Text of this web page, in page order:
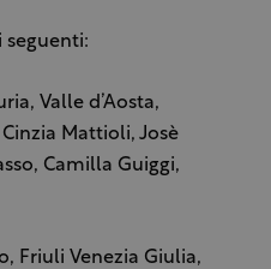
seguenti:
Valle d’Aosta,
Mattioli, Josè
Camilla Guiggi,
Friuli Venezia Giulia,